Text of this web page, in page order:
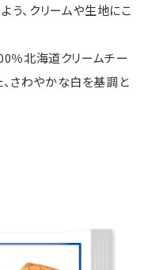
う、クリームや生地にこ
％北海道クリームチー
、さわやかな白を基調と